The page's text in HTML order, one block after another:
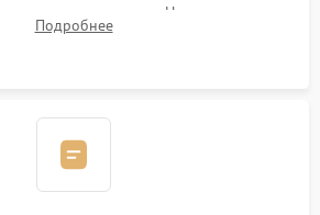
зазоров. Нанесение
или укладка уплотнительной
Подробнее